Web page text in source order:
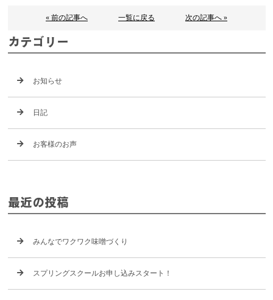
« 前の記事へ 一覧に戻る 次の記事へ »
カテゴリー
お知らせ
日記
お客様のお声
最近の投稿
みんなでワクワク味噌づくり
スプリングスクールお申し込みスタート！